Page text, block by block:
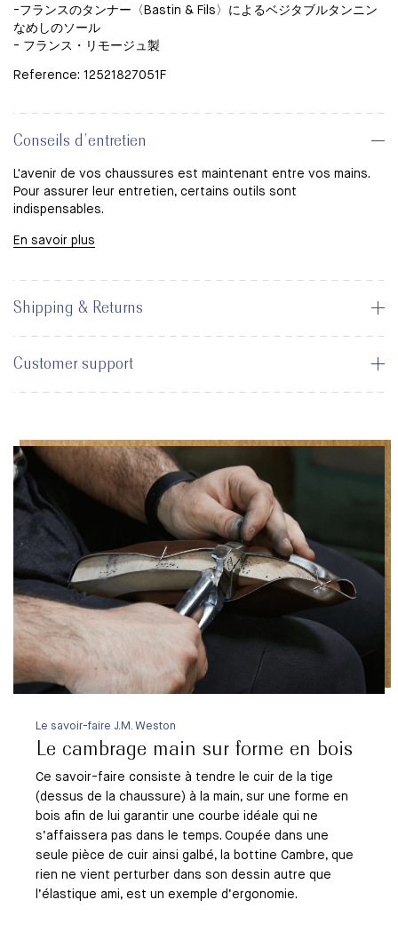
-フランスのタンナー〈Bastin & Fils〉によるベジタブルタンニン
なめしのソール
- フランス・リモージュ製
Reference: 12521827051F
Conseils d’entretien
L'avenir de vos chaussures est maintenant entre vos mains.
Pour assurer leur entretien, certains outils sont
indispensables.
En savoir plus
Shipping & Returns
Customer support
Le savoir-faire J.M. Weston
Le cambrage main sur forme en bois
Ce savoir-faire consiste à tendre le cuir de la tige
(dessus de la chaussure) à la main, sur une forme en
bois afin de lui garantir une courbe idéale qui ne
s’affaissera pas dans le temps. Coupée dans une
seule pièce de cuir ainsi galbé, la bottine Cambre, que
rien ne vient perturber dans son dessin autre que
l’élastique ami, est un exemple d’ergonomie.